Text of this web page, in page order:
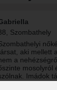
Szombathely
aki mellett
a
mosolyról
Imádok